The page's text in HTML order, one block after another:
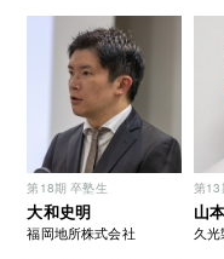
第18期 卒塾生
大和史明
福岡地所株式会社
第13
山
久光